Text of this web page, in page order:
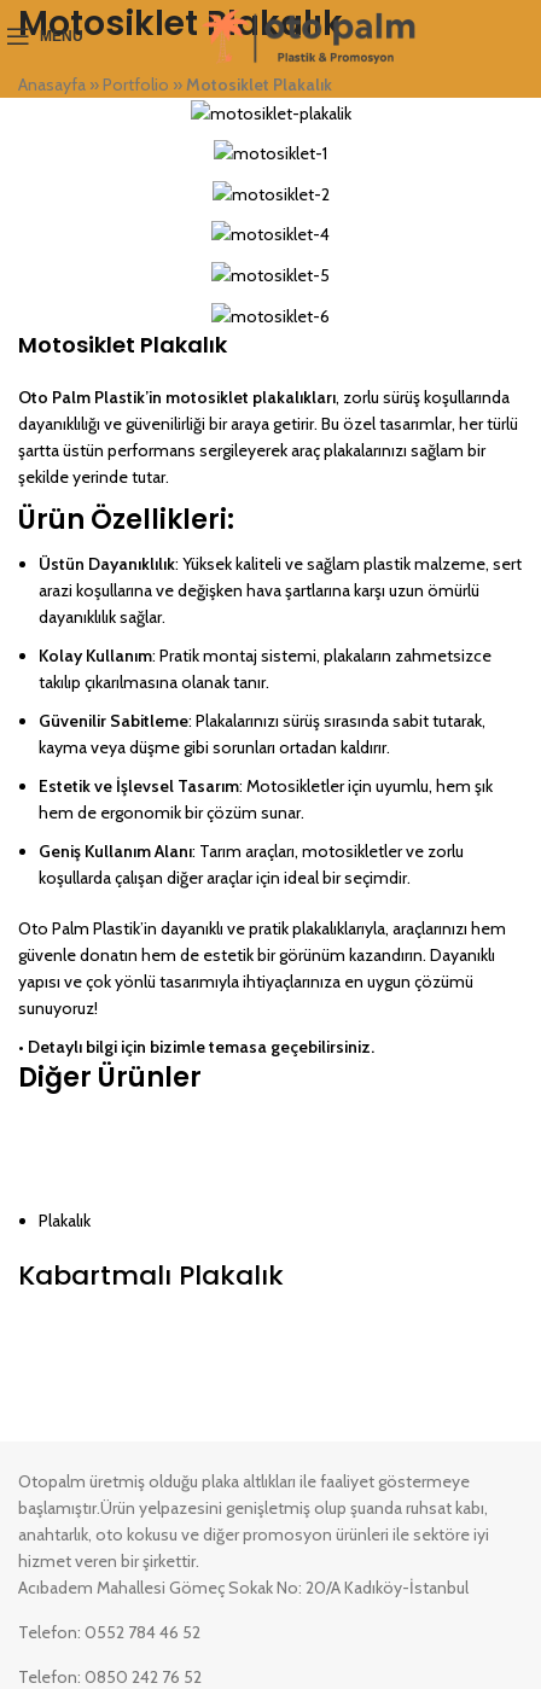
MENU
Motosiklet Plakalık
Anasayfa »Portfolio »Motosiklet Plakalık
Motosiklet Plakalık
Oto Palm Plastik’in motosiklet plakalıkları, zorlu sürüş koşullarında
dayanıklılığı ve güvenilirliği bir araya getirir. Bu özel tasarımlar, her türlü
şartta üstün performans sergileyerek araç plakalarınızı sağlam bir
şekilde yerinde tutar.
Ürün Özellikleri:
Üstün Dayanıklılık: Yüksek kaliteli ve sağlam plastik malzeme, sert
arazi koşullarına ve değişken hava şartlarına karşı uzun ömürlü
dayanıklılık sağlar.
Kolay Kullanım: Pratik montaj sistemi, plakaların zahmetsizce
takılıp çıkarılmasına olanak tanır.
Güvenilir Sabitleme: Plakalarınızı sürüş sırasında sabit tutarak,
kayma veya düşme gibi sorunları ortadan kaldırır.
Estetik ve İşlevsel Tasarım: Motosikletler için uyumlu, hem şık
hem de ergonomik bir çözüm sunar.
Geniş Kullanım Alanı: Tarım araçları, motosikletler ve zorlu
koşullarda çalışan diğer araçlar için ideal bir seçimdir.
Oto Palm Plastik’in dayanıklı ve pratik plakalıklarıyla, araçlarınızı hem
güvenle donatın hem de estetik bir görünüm kazandırın. Dayanıklı
yapısı ve çok yönlü tasarımıyla ihtiyaçlarınıza en uygun çözümü
sunuyoruz!
• Detaylı bilgi için bizimle temasa geçebilirsiniz.
Diğer Ürünler
Plakalık
Kabartmalı Plakalık
Otopalm üretmiş olduğu plaka altlıkları ile faaliyet göstermeye
başlamıştır.Ürün yelpazesini genişletmiş olup şuanda ruhsat kabı,
anahtarlık, oto kokusu ve diğer promosyon ürünleri ile sektöre iyi
hizmet veren bir şirkettir.
Acıbadem Mahallesi Gömeç Sokak No: 20/A Kadıköy-İstanbul
Telefon: 0552 784 46 52
Telefon: 0850 242 76 52